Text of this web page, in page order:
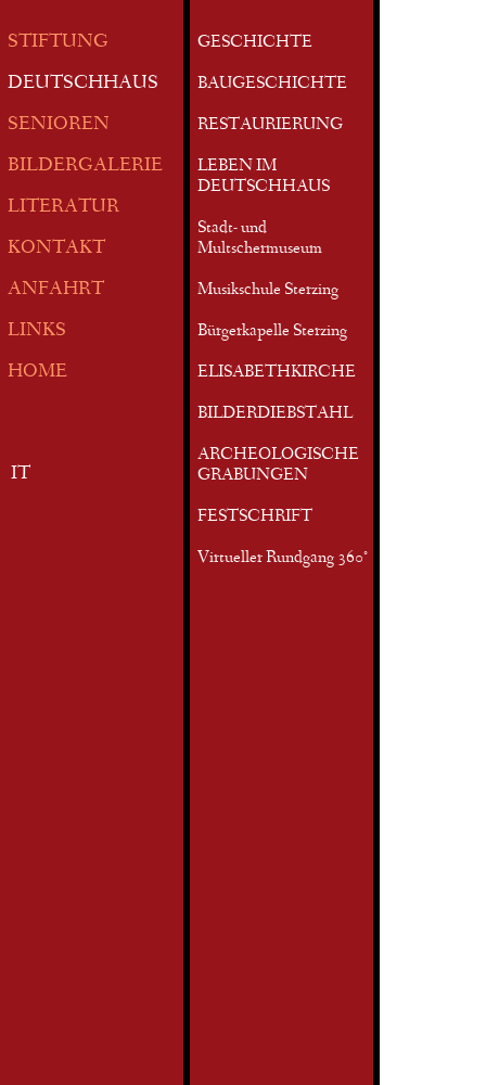
STIFTUNG
DEUTSCHHAUS
SENIOREN
BILDERGALERIE
LITERATUR
KONTAKT
ANFAHRT
LINKS
HOME
IT
GESCHICHTE
BAUGESCHICHTE
RESTAURIERUNG
LEBEN IM
DEUTSCHHAUS
Stadt- und
Multschermuseum
Musikschule Sterzing
Bürgerkapelle Sterzing
ELISABETHKIRCHE
BILDERDIEBSTAHL
ARCHEOLOGISCHE
GRABUNGEN
FESTSCHRIFT
Virtueller Rundgang 360°